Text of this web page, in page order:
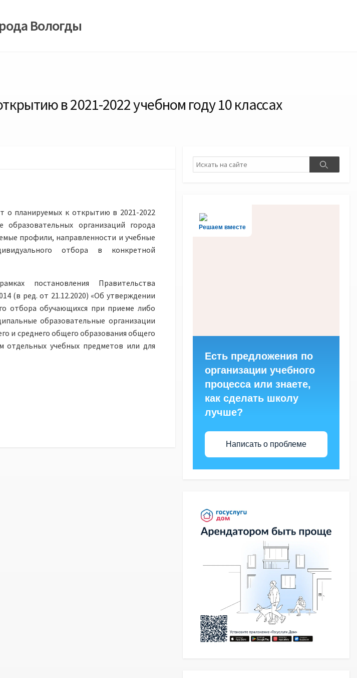
Вологды
в 2021-2022 учебном году 10 классах
о планируемых к открытию в 2021-2022
организаций города
профили, направленности и учебные
отбора в конкретной
постановления Правительства
(в ред. от 21.12.2020) «Об утверждении
отбора обучающихся при приеме либо
образовательные организации
и среднего общего образования общего
отдельных учебных предметов или для
Поиск
Поиск
Решаем вместе
Есть предложения по
организации учебного
процесса или знаете,
как сделать школу
лучше?
Написать о проблеме